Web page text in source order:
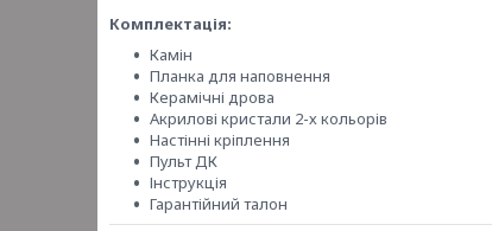
Комплектація:
Камін
Планка для наповнення
Керамічні дрова
Акрилові кристали 2-х кольорів
Настінні кріплення
Пульт ДК
Інструкція
Гарантійний талон